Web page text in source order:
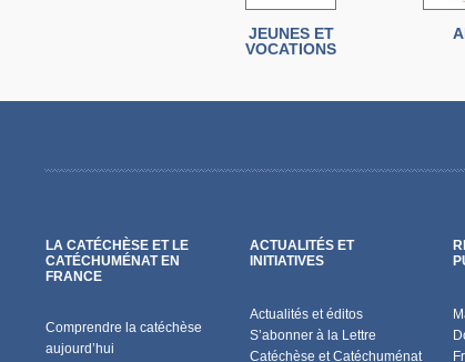
JEUNES ET
VOCATIONS
LA CATÉCHÈSE ET LE
CATÉCHUMÉNAT EN
FRANCE
Comprendre la catéchèse
aujourd’hui
ACTUALITÉS ET
INITIATIVES
Actualités et éditos
S’abonner à la Lettre
Catéchèse et Catéchuménat